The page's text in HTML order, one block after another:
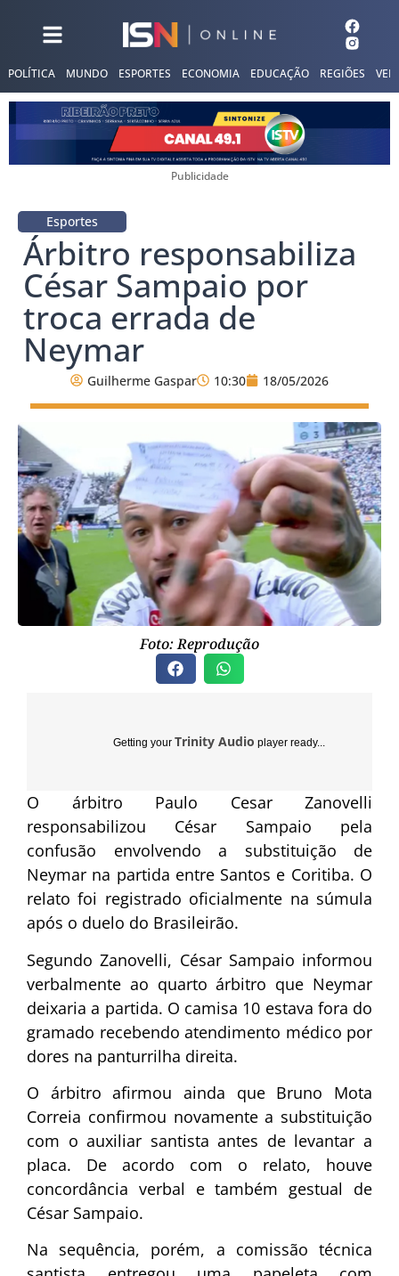
POLÍTICA MUNDO ESPORTES ECONOMIA EDUCAÇÃO REGIÕES
Publicidade
Esportes
Árbitro responsabiliza
César Sampaio por
troca errada de
Neymar
Guilherme Gaspar 10:30 18/05/2026
Foto: Reprodução
Getting your Trinity Audio player ready...
O árbitro Paulo Cesar Zanovelli
responsabilizou César Sampaio pela
confusão envolvendo a substituição de
Neymar na partida entre Santos e Coritiba. O
relato foi registrado oficialmente na súmula
após o duelo do Brasileirão.
Segundo Zanovelli, César Sampaio informou
verbalmente ao quarto árbitro que Neymar
deixaria a partida. O camisa 10 estava fora do
gramado recebendo atendimento médico por
dores na panturrilha direita.
O árbitro afirmou ainda que Bruno Mota
Correia confirmou novamente a substituição
com o auxiliar santista antes de levantar a
placa. De acordo com o relato, houve
concordância verbal e também gestual de
César Sampaio.
Na sequência, porém, a comissão técnica